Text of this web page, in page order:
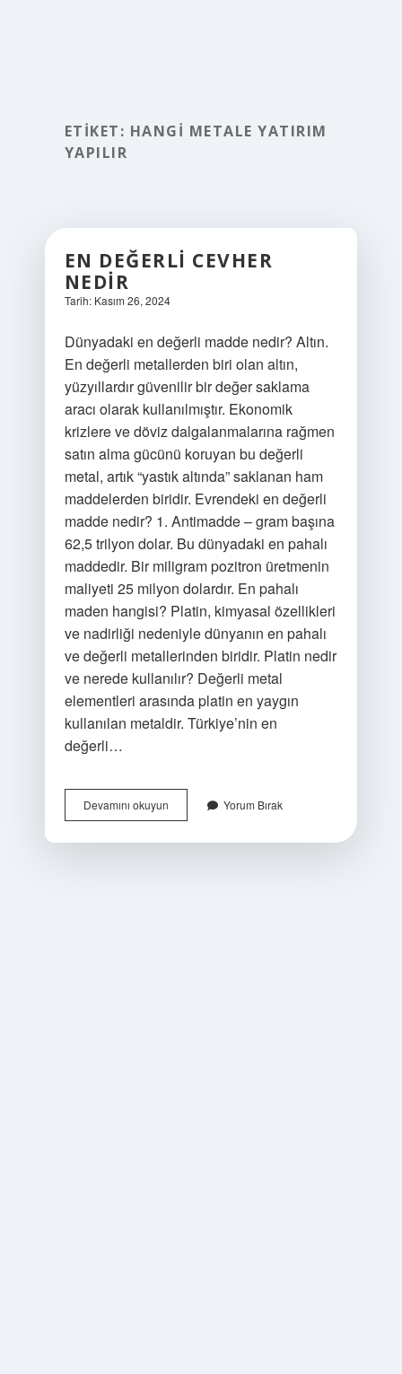
ETIKET: HANGI METALE YATIRIM
YAPILIR
EN DEĞERLI CEVHER
NEDIR
Tarih: Kasım 26, 2024
Dünyadaki en değerli madde nedir? Altın.
En değerli metallerden biri olan altın,
yüzyıllardır güvenilir bir değer saklama
aracı olarak kullanılmıştır. Ekonomik
krizlere ve döviz dalgalanmalarına rağmen
satın alma gücünü koruyan bu değerli
metal, artık “yastık altında” saklanan ham
maddelerden biridir. Evrendeki en değerli
madde nedir? 1. Antimadde – gram başına
62,5 trilyon dolar. Bu dünyadaki en pahalı
maddedir. Bir miligram pozitron üretmenin
maliyeti 25 milyon dolardır. En pahalı
maden hangisi? Platin, kimyasal özellikleri
ve nadirliği nedeniyle dünyanın en pahalı
ve değerli metallerinden biridir. Platin nedir
ve nerede kullanılır? Değerli metal
elementleri arasında platin en yaygın
kullanılan metaldir. Türkiye’nin en
değerli…
Devamını okuyunEn
Değerli
Yorum Bırak